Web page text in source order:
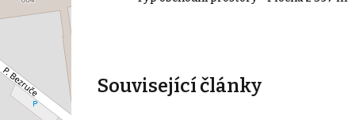
Související články